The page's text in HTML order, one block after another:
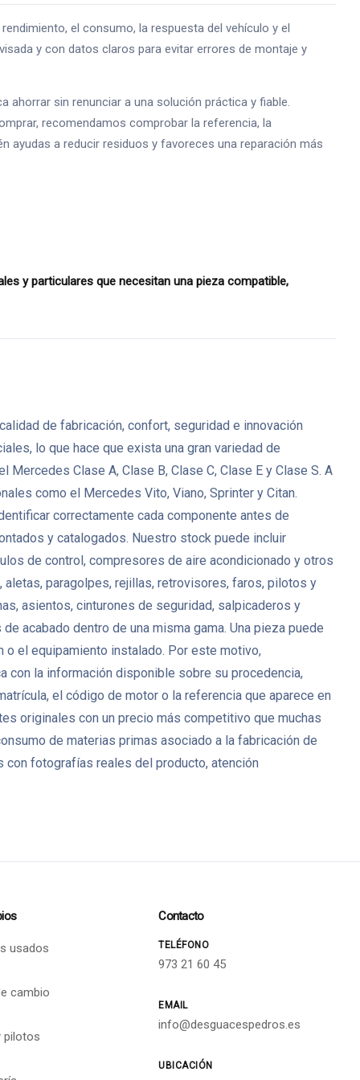
el consumo, la respuesta del vehículo y el
y con datos claros para evitar errores de montaje y
sin renunciar a una solución práctica y fiable.
recomendamos comprobar la referencia, la
ayudas a reducir residuos y favoreces una reparación más
y particulares que necesitan una pieza compatible,
de fabricación, confort, seguridad e innovación
lo que hace que exista una gran variedad de
Clase A, Clase B, Clase C, Clase E y Clase S. A
como el Mercedes Vito, Viano, Sprinter y Citan.
correctamente cada componente antes de
y catalogados. Nuestro stock puede incluir
de control, compresores de aire acondicionado y otros
paragolpes, rejillas, retrovisores, faros, pilotos y
asientos, cinturones de seguridad, salpicaderos y
acabado dentro de una misma gama. Una pieza puede
o el equipamiento instalado. Por este motivo,
con la información disponible sobre su procedencia,
el código de motor o la referencia que aparece en
originales con un precio más competitivo que muchas
de materias primas asociado a la fabricación de
con fotografías reales del producto, atención
usados
cambio
pilotos
Contacto
TELÉFONO
973 21 60 45
EMAIL
info@desguacespedros.es
UBICACIÓN